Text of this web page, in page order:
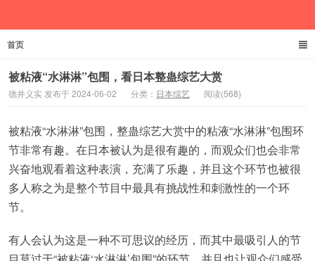
首页
被粘液“水淋淋”包围，看日本整蛊综艺大赏
德井义实 发布于 2024-06-02 分类： 日本综艺 阅读(568)
被粘液“水淋淋”包围，整蛊综艺大赏中的粘液“水淋淋”包围环
节非常有趣。在日本被认为是很有趣的，而观众们也会非常
兴奋地观看着这种表演，充满了乐趣，并且这个环节也被很
多人称之为是整个节目中最具有挑战性和刺激性的一个环
节。
有人会认为这是一种不可思议的经历，而其中最吸引人的节